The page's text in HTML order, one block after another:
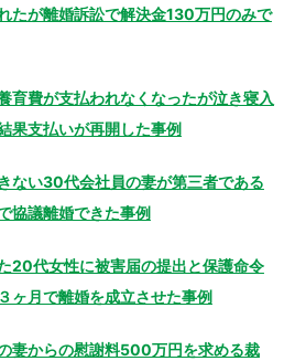
たが離婚訴訟で解決金130万円のみで
育費が支払われなくなったが泣き寝入
果支払いが再開した事例
ない30代会社員の妻が第三者である
協議離婚できた事例
20代女性に被害届の提出と保護命令
ヶ月で離婚を成立させた事例
妻からの慰謝料500万円を求める裁